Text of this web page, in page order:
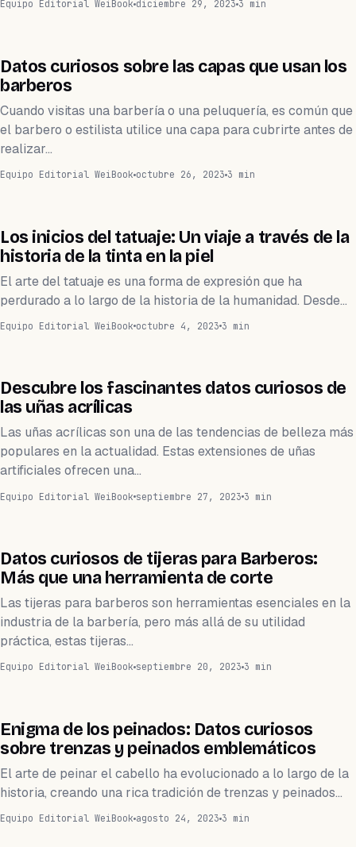
Equipo Editorial WeiBook diciembre 29, 2023 3 min
BARBERÍA
Datos curiosos sobre las capas que usan los
barberos
Cuando visitas una barbería o una peluquería, es común que
el barbero o estilista utilice una capa para cubrirte antes de
realizar…
Equipo Editorial WeiBook octubre 26, 2023 3 min
TATUAJE
Los inicios del tatuaje: Un viaje a través de la
historia de la tinta en la piel
El arte del tatuaje es una forma de expresión que ha
perdurado a lo largo de la historia de la humanidad. Desde…
Equipo Editorial WeiBook octubre 4, 2023 3 min
WEIFACTS
Descubre los fascinantes datos curiosos de
las uñas acrílicas
Las uñas acrílicas son una de las tendencias de belleza más
populares en la actualidad. Estas extensiones de uñas
artificiales ofrecen una…
Equipo Editorial WeiBook septiembre 27, 2023 3 min
WEIFACTS
Datos curiosos de tijeras para Barberos:
Más que una herramienta de corte
Las tijeras para barberos son herramientas esenciales en la
industria de la barbería, pero más allá de su utilidad
práctica, estas tijeras…
Equipo Editorial WeiBook septiembre 20, 2023 3 min
WEIFACTS
Enigma de los peinados: Datos curiosos
sobre trenzas y peinados emblemáticos
El arte de peinar el cabello ha evolucionado a lo largo de la
historia, creando una rica tradición de trenzas y peinados…
Equipo Editorial WeiBook agosto 24, 2023 3 min